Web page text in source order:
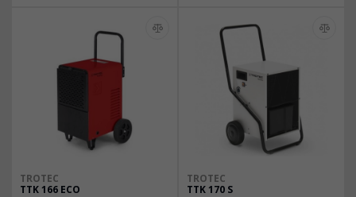
TROTEC
TTK 166 ECO
TROTEC
TTK 170 S